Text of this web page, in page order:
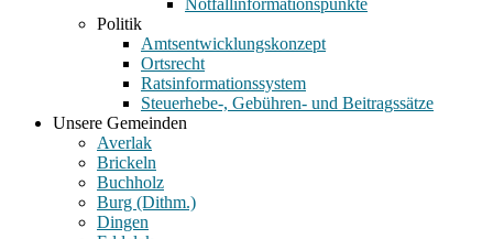
Notfallinformationspunkte
Politik
Amtsentwicklungskonzept
Ortsrecht
Ratsinformationssystem
Steuerhebe-, Gebühren- und Beitragssätze
Unsere Gemeinden
Averlak
Brickeln
Buchholz
Burg (Dithm.)
Dingen